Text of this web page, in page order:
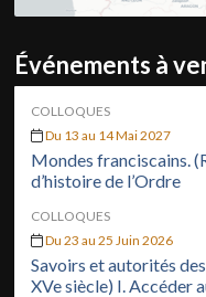
Événements à
COLLOQUES
Du 13 au 14 Mai 2027
Mondes franciscains.
d’histoire de l’Ordre
COLLOQUES
Du 23 au 25 Juin 2026
Savoirs et autorités
XVe siècle) I. Accéder